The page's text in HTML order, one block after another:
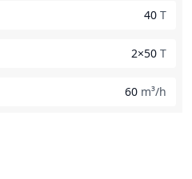
40 T
2×50 T
60 m³/h